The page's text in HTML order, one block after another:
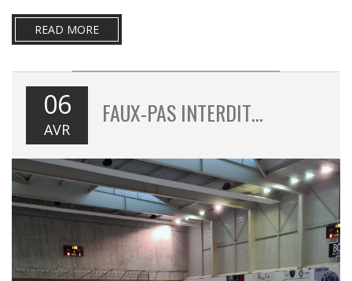
READ MORE
06
AVR
FAUX-PAS INTERDIT…